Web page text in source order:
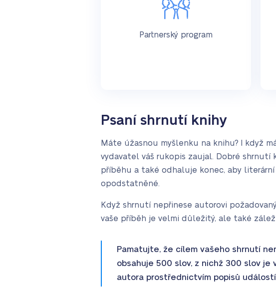
Partnerský program
Psaní shrnutí knihy
Máte úžasnou myšlenku na knihu? I když
vydavatel váš rukopis zaujal. Dobré
příběhu a také odhaluje konec, aby
opodstatněné.
Když shrnutí nepřinese autorovi
vaše příběh je velmi důležitý, ale také
Pamatujte, že cílem vašeho shrnutí
obsahuje 500 slov, z nichž 300 slov
autora prostřednictvím popisů událostí